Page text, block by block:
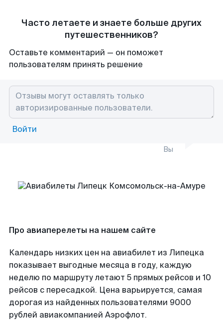
Часто летаете и знаете больше других
путешественников?
Оставьте комментарий — он поможет
пользователям принять решение
Войти
Вы
Про авиаперелеты на нашем сайте
Календарь низких цен на авиабилет из Липецка
показывает выгодные месяца в году, каждую
неделю по маршруту летают 5 прямых рейсов и 10
рейсов с пересадкой. Цена варьируется, самая
дорогая из найденных пользователями 9000
рублей авиакомпанией Аэрофлот.